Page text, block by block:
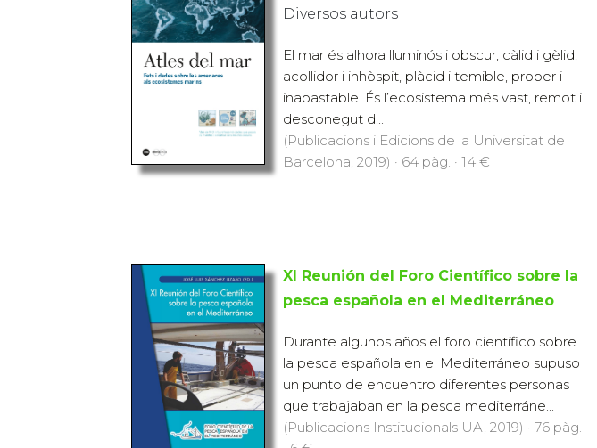
Diversos autors
El mar és alhora lluminós i obscur, càlid i gèlid,
acollidor i inhòspit, plàcid i temible, proper i
inabastable. És l’ecosistema més vast, remot i
desconegut d...
(Publicacions i Edicions de la Universitat de
Barcelona, 2019) · 64 pàg. · 14 €
XI Reunión del Foro Científico sobre la
pesca española en el Mediterráneo
Durante algunos años el foro científico sobre
la pesca española en el Mediterráneo supuso
un punto de encuentro diferentes personas
que trabajaban en la pesca mediterráne...
(Publicacions Institucionals UA, 2019) · 76 pàg.